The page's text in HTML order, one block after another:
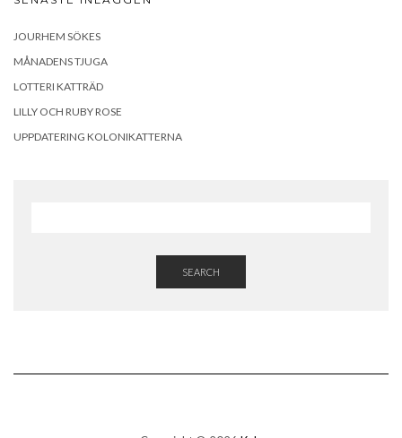
JOURHEM SÖKES
MÅNADENS TJUGA
LOTTERI KATTRÄD
LILLY OCH RUBY ROSE
UPPDATERING KOLONIKATTERNA
SEARCH